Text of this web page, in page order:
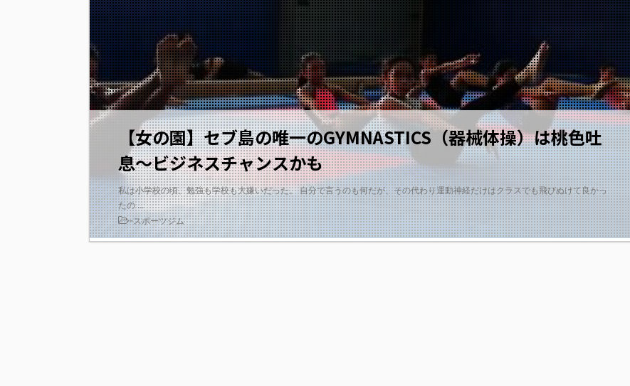
2019/8/18
【女の園】セブ島の唯一のGYMNASTICS（器械体操）は桃色吐
息～ビジネスチャンスかも
私は小学校の頃、勉強も学校も大嫌いだった。 自分で言うのも何だが、その代わり運動神経だけはクラスでも飛びぬけて良かっ
たの ...
-スポーツジム